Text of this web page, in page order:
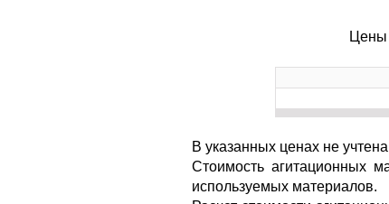
Цены
В указанных ценах не
Стоимость агитационных
используемых материалов.